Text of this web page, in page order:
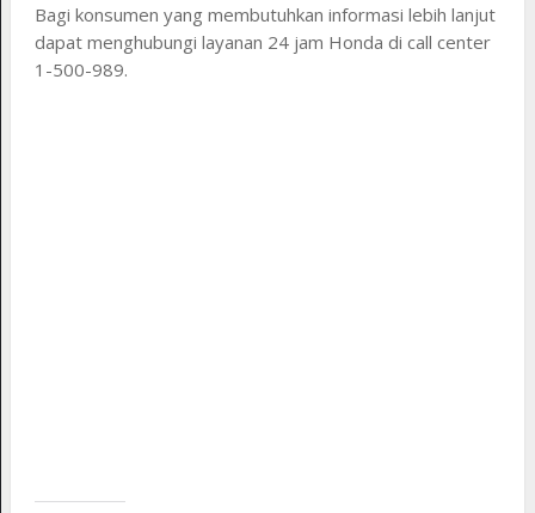
Bagi konsumen yang membutuhkan informasi lebih lanjut
dapat menghubungi layanan 24 jam Honda di call center
1-500-989.